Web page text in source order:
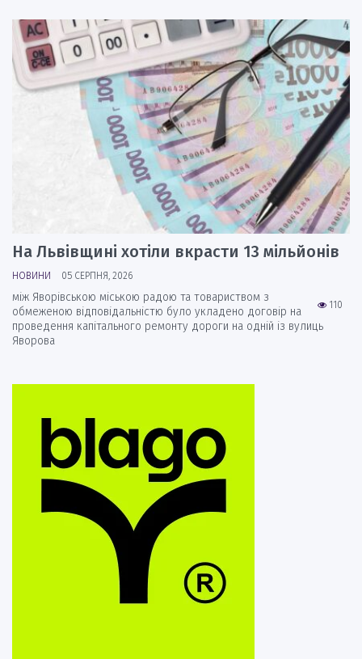
На Львівщині хотіли вкрасти 13 мільйонів
НОВИНИ 05 СЕРПНЯ, 2026
110
між Яворівською міською радою та товариством з
обмеженою відповідальністю було укладено договір на
проведення капітального ремонту дороги на одній із вулиць
Яворова